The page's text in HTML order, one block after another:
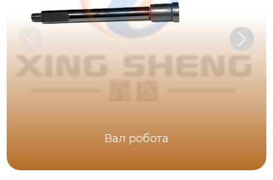
Вал робота